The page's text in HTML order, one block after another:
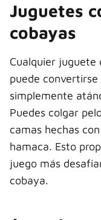
Juguetes
cobayas
Cualquier juguete
puede
simplemente
Puedes colgar
camas hechas
hamaca. Esto
juego más
cobaya.